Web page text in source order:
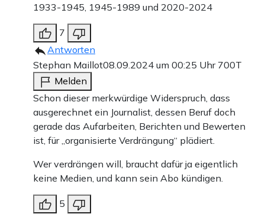
1933-1945, 1945-1989 und 2020-2024
7
Antworten
Stephan Maillot08.09.2024 um 00:25 Uhr 700T
Melden
Schon dieser merkwürdige Widerspruch, dass
ausgerechnet ein Journalist, dessen Beruf doch
gerade das Aufarbeiten, Berichten und Bewerten
ist, für „organisierte Verdrängung“ plädiert.
Wer verdrängen will, braucht dafür ja eigentlich
keine Medien, und kann sein Abo kündigen.
5